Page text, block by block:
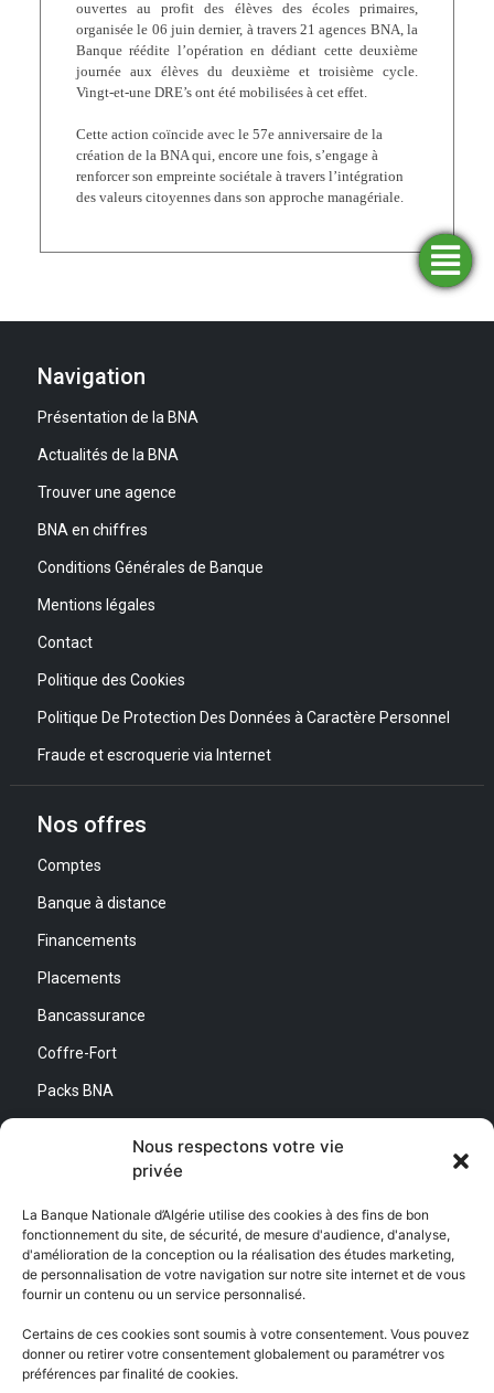
Nous respectons votre vie
privée
La Banque Nationale d’Algérie utilise des cookies à des fins de bon
fonctionnement du site, de sécurité, de mesure d'audience, d'analyse,
d'amélioration de la conception ou la réalisation des études marketing,
de personnalisation de votre navigation sur notre site internet et de vous
fournir un contenu ou un service personnalisé.
Certains de ces cookies sont soumis à votre consentement. Vous pouvez
donner ou retirer votre consentement globalement ou paramétrer vos
préférences par finalité de cookies.
ouvertes au profit des élèves des écoles primaires,
organisée le 06 juin dernier, à travers 21 agences BNA, la
Banque réédite l’opération en dédiant cette deuxième
journée aux élèves du deuxième et troisième cycle.
Vingt-et-une DRE’s ont été mobilisées à cet effet.
Cette action coïncide avec le 57e anniversaire de la
création de la BNA qui, encore une fois, s’engage à
renforcer son empreinte sociétale à travers l’intégration
des valeurs citoyennes dans son approche managériale.
Navigation
Présentation de la BNA
Actualités de la BNA
Trouver une agence
BNA en chiffres
Conditions Générales de Banque
Mentions légales
Contact
Politique des Cookies
Politique De Protection Des Données à Caractère Personnel
Fraude et escroquerie via Internet
Nos offres
Comptes
Banque à distance
Financements
Placements
Bancassurance
Coffre-Fort
Packs BNA
Direction Générale :
Adresse : Quartier d’Affaires Bab Ezzouar
Centre de Relation Client :
Adresse : Quartier d’Affaires Bab Ezzouar
Centre d’appel :3306
Trouver
une
agence
Demander
un
financement
Simulateurs
Ouvrir
un
compte